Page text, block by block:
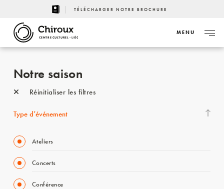
TÉLÉCHARGER NOTRE BROCHURE
CENTRE CULTUREL - LIÈGE
MENU
Notre saison
Réinitialiser les filtres
Type d’événement
Ateliers
Concerts
Conférence